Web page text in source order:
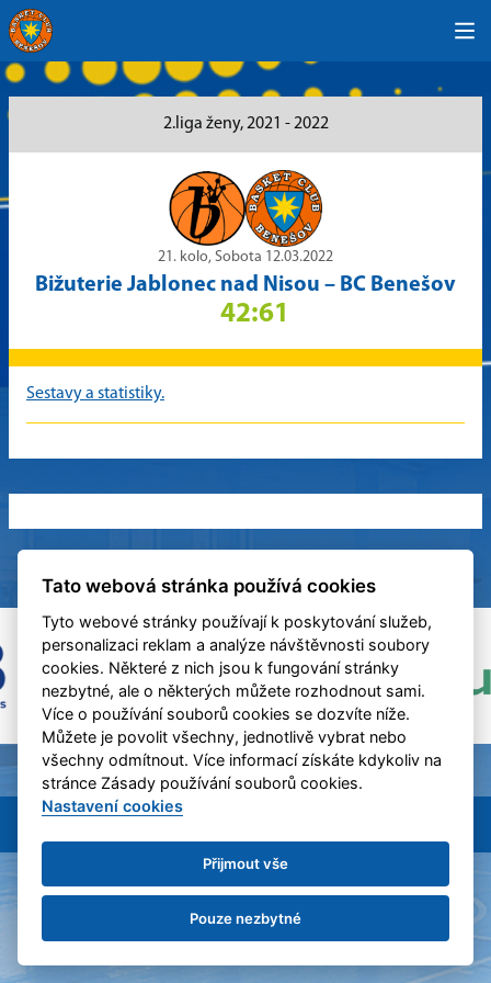
2.liga ženy, 2021 - 2022
21. kolo, Sobota 12.03.2022
Bižuterie Jablonec nad Nisou – BC Benešov
42:61
Sestavy a statistiky.
Tato webová stránka používá cookies
Tyto webové stránky používají k poskytování služeb,
personalizaci reklam a analýze návštěvnosti soubory
cookies. Některé z nich jsou k fungování stránky
nezbytné, ale o některých můžete rozhodnout sami.
Více o používání souborů cookies se dozvíte níže.
Můžete je povolit všechny, jednotlivě vybrat nebo
všechny odmítnout. Více informací získáte kdykoliv na
stránce Zásady používání souborů cookies.
Nastavení cookies
Přijmout vše
Pouze nezbytné